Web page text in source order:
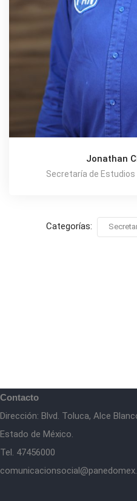
Jonathan
Secretaría de
Categorías:
Contacto
Dirección: Blvd. Toluca, Alce
Estado de México.
Tel. 47456000